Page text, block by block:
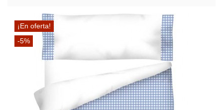
¡En oferta!
-5%